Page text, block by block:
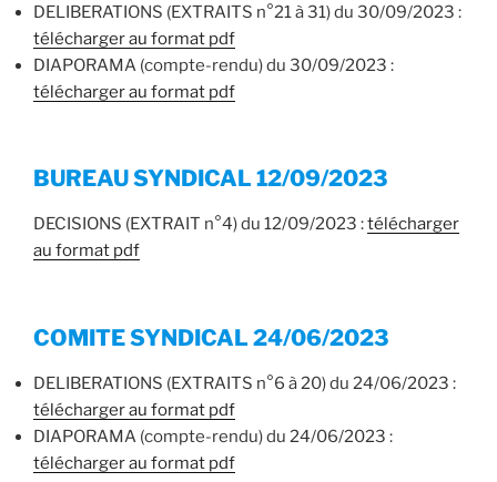
DELIBERATIONS (EXTRAITS n°21 à 31) du 30/09/2023 :
télécharger au format pdf
DIAPORAMA (compte-rendu) du 30/09/2023 :
télécharger au format pdf
BUREAU SYNDICAL 12/09/2023
DECISIONS (EXTRAIT n°4) du 12/09/2023 :télécharger
au format pdf
COMITE SYNDICAL 24/06/2023
DELIBERATIONS (EXTRAITS n°6 à 20) du 24/06/2023 :
télécharger au format pdf
DIAPORAMA (compte-rendu) du 24/06/2023 :
télécharger au format pdf